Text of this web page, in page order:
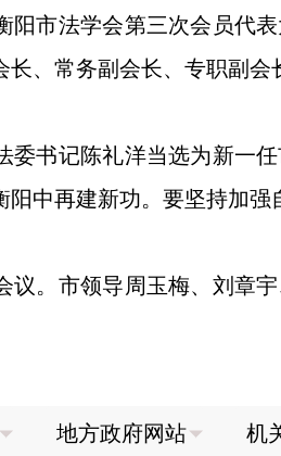
法学会第三次会员代表
、常务副会长、专职副会
记陈礼洋当选为新一任
中再建新功。要坚持加
市领导周玉梅、刘章宇